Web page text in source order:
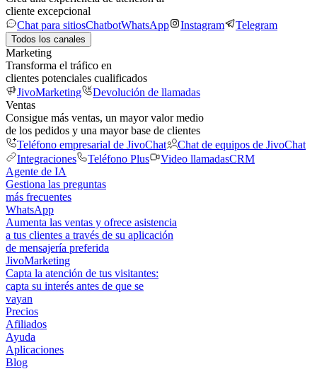
cliente excepcional
Chat para sitiosChatbotWhatsApp Instagram Telegram
Todos los canales
Marketing
Transforma el tráfico en
clientes potenciales cualificados
JivoMarketing
Devolución de llamadas
Ventas
Consigue más ventas, un mayor valor medio
de los pedidos y una mayor base de clientes
Teléfono empresarial de JivoChat
Chat de equipos de JivoChat
Integraciones
Teléfono Plus Video llamadasCRM
Agente de IA
Gestiona las preguntas
más frecuentes
WhatsApp
Aumenta las ventas y ofrece asistencia
a tus clientes a través de su aplicación
de mensajería preferida
JivoMarketing
Capta la atención de tus visitantes:
capta su interés antes de que se
vayan
Precios
Afiliados
Ayuda
Aplicaciones
Blog